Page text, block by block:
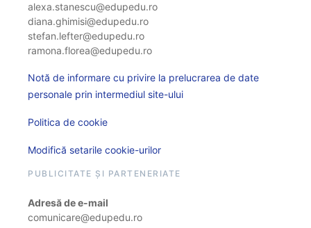
alexa.stanescu@edupedu.ro
diana.ghimisi@edupedu.ro
stefan.lefter@edupedu.ro
ramona.florea@edupedu.ro
Notă de informare cu privire la prelucrarea de date
personale prin intermediul site-ului
Politica de cookie
Modifică setarile cookie-urilor
PUBLICITATE ȘI PARTENERIATE
Adresă de e-mail
comunicare@edupedu.ro